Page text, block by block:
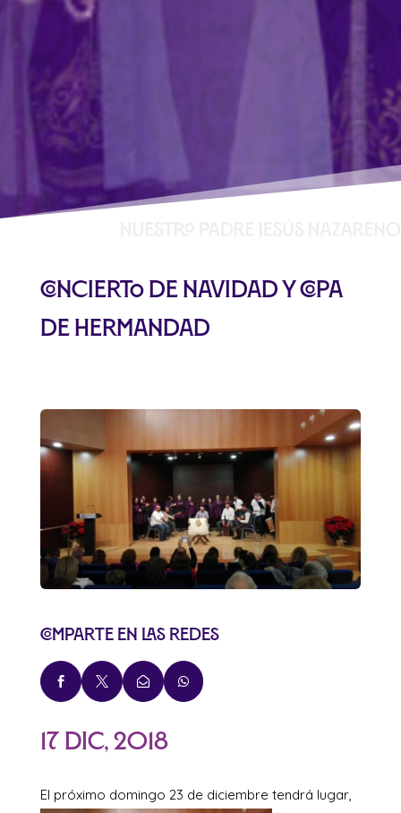
Concierto de navidad y copa
de hermandad
Comparte en las redes
   
17 Dic, 2018
El próximo domingo 23 de diciembre tendrá lugar,